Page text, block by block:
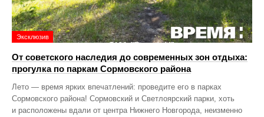
Эксклюзив
От советского наследия до современных зон отдыха:
прогулка по паркам Сормовского района
Лето — время ярких впечатлений: проведите его в парках
Сормовского района! Сормовский и Светлоярский парки, хоть
и расположены вдали от центра Нижнего Новгорода, неизменно